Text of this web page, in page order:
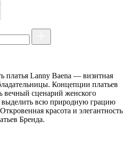
платья Lanny Baena — визитная
Концепции платьев
вечный сценарий женского
всю природную грацию
красота и элегантность
Бренда.